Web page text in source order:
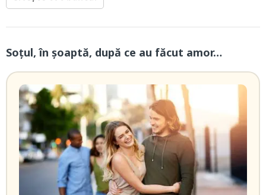
Soțul, în șoaptă, după ce au făcut amor…